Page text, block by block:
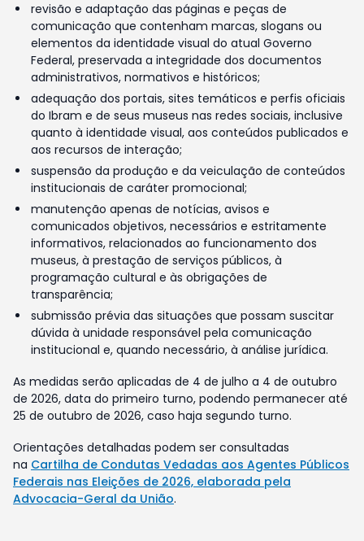
revisão e adaptação das páginas e peças de
comunicação que contenham marcas, slogans ou
elementos da identidade visual do atual Governo
Federal, preservada a integridade dos documentos
administrativos, normativos e históricos;
adequação dos portais, sites temáticos e perfis oficiais
do Ibram e de seus museus nas redes sociais, inclusive
quanto à identidade visual, aos conteúdos publicados e
aos recursos de interação;
suspensão da produção e da veiculação de conteúdos
institucionais de caráter promocional;
manutenção apenas de notícias, avisos e
comunicados objetivos, necessários e estritamente
informativos, relacionados ao funcionamento dos
museus, à prestação de serviços públicos, à
programação cultural e às obrigações de
transparência;
submissão prévia das situações que possam suscitar
dúvida à unidade responsável pela comunicação
institucional e, quando necessário, à análise jurídica.
As medidas serão aplicadas de 4 de julho a 4 de outubro
de 2026, data do primeiro turno, podendo permanecer até
25 de outubro de 2026, caso haja segundo turno.
Orientações detalhadas podem ser consultadas
na Cartilha de Condutas Vedadas aos Agentes Públicos
Federais nas Eleições de 2026, elaborada pela
Advocacia-Geral da União.